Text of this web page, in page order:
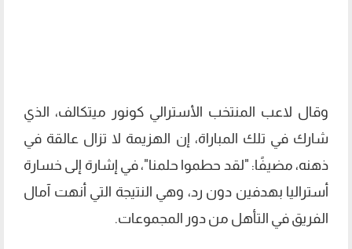
وقال لاعب المنتخب الأسترالي كونور ميتكالف، الذي
شارك في تلك المباراة، إن الهزيمة لا تزال عالقة في
ذهنه، مضيفًا: "لقد حطموا حلمنا"، في إشارة إلى خسارة
أستراليا بهدفين دون رد، وهي النتيجة التي أنهت آمال
الفريق في التأهل من دور المجموعات.